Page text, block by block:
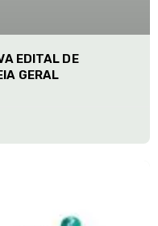
EDITAL DE
GERAL